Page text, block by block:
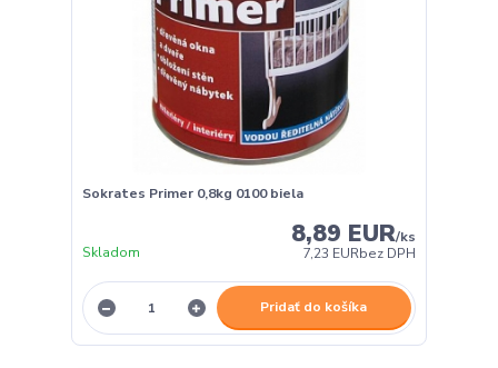
Sokrates Primer 0,8kg 0100 biela
8,89 EUR/ks
7,23 EURbez DPH
Skladom
Pridať do košíka